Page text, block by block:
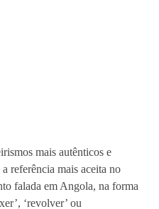
mais autênticos e
referência mais aceita no
falada em Angola, na forma
‘revolver’ ou